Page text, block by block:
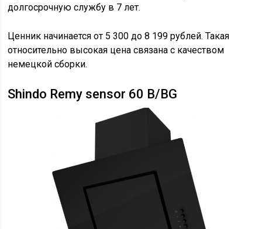
долгосрочную службу в 7 лет.
Ценник начинается от 5 300 до 8 199 рублей. Такая
относительно высокая цена связана с качеством
немецкой сборки.
Shindo Remy sensor 60 B/BG